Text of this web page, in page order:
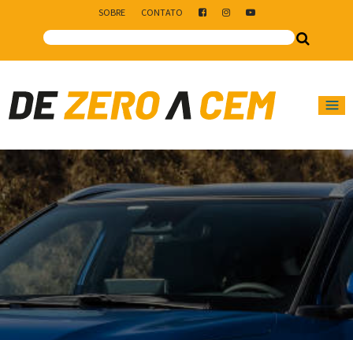
SOBRE CONTATO
Main Navigation